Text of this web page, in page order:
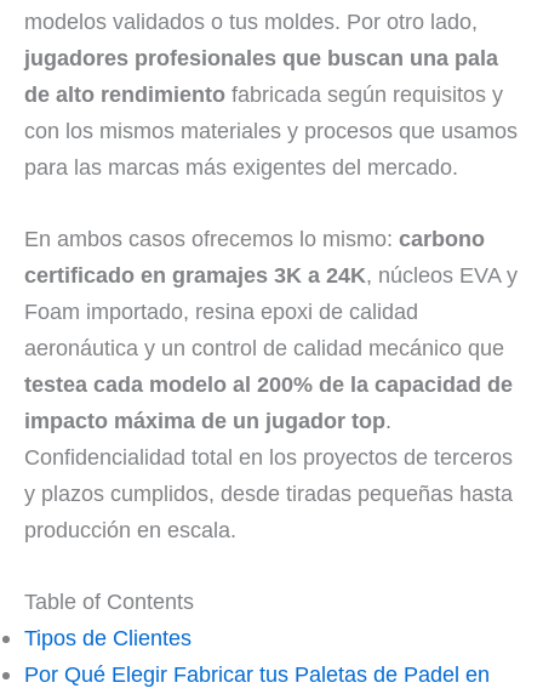
modelos validados o tus moldes. Por otro lado,
jugadores profesionales que buscan una pala
de alto rendimiento fabricada según requisitos y
con los mismos materiales y procesos que usamos
para las marcas más exigentes del mercado.
En ambos casos ofrecemos lo mismo: carbono
certificado en gramajes 3K a 24K, núcleos EVA y
Foam importado, resina epoxi de calidad
aeronáutica y un control de calidad mecánico que
testea cada modelo al 200% de la capacidad de
impacto máxima de un jugador top.
Confidencialidad total en los proyectos de terceros
y plazos cumplidos, desde tiradas pequeñas hasta
producción en escala.
Table of Contents
Tipos de Clientes
Por Qué Elegir Fabricar tus Paletas de Padel en